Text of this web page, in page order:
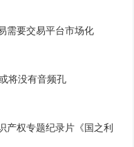
需要交易平台市场化
将没有音频孔
产权专题纪录片《国之利